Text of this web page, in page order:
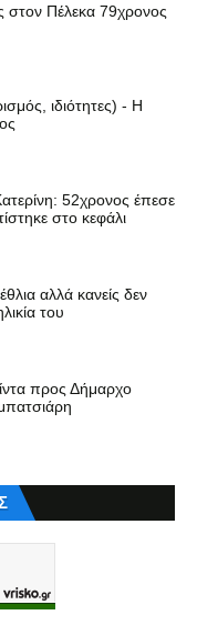
στον Πέλεκα 79χρονος
ιδιότητες) - Η
52χρονος έπεσε
στο κεφάλι
αλλά κανείς δεν
του
προς Δήμαρχο